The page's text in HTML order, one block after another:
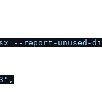
report-unused-
,